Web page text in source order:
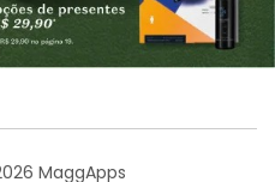
MaggApps